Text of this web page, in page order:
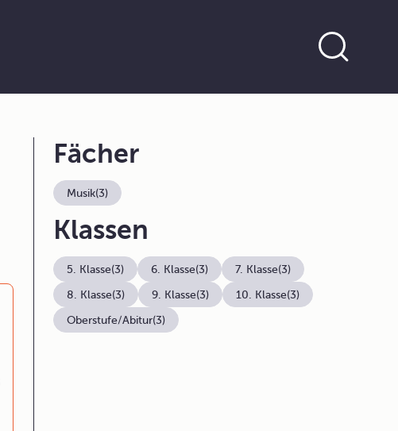
Fächer
Musik(3)
Klassen
5. Klasse(3) 6. Klasse(3) 7. Klasse(3)
8. Klasse(3) 9. Klasse(3) 10. Klasse(3)
Oberstufe/Abitur(3)